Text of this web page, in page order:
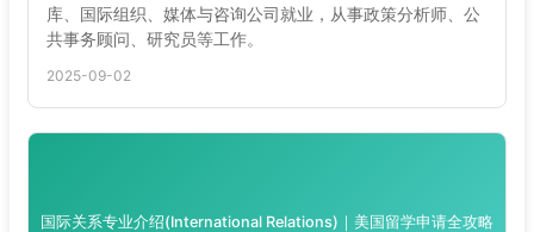
库、国际组织、媒体与咨询公司就业，从事政策分析师、公
共事务顾问、研究员等工作。
2025-09-02
国际关系专业介绍(International Relations)｜美国留学申请全攻略